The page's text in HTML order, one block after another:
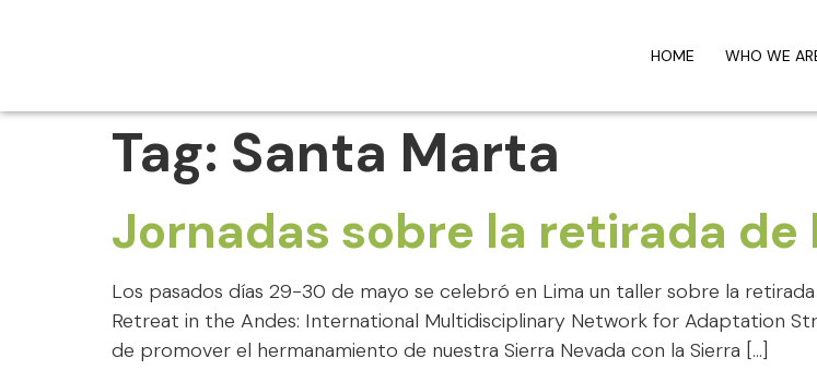
HOME WHO WE
Tag: Santa Marta
Jornadas sobre la retirada de
Los pasados días 29-30 de mayo se celebró en Lima un taller sobre la
Retreat in the Andes: International Multidisciplinary Network for Adaptation
de promover el hermanamiento de nuestra Sierra Nevada con la Sierra […]